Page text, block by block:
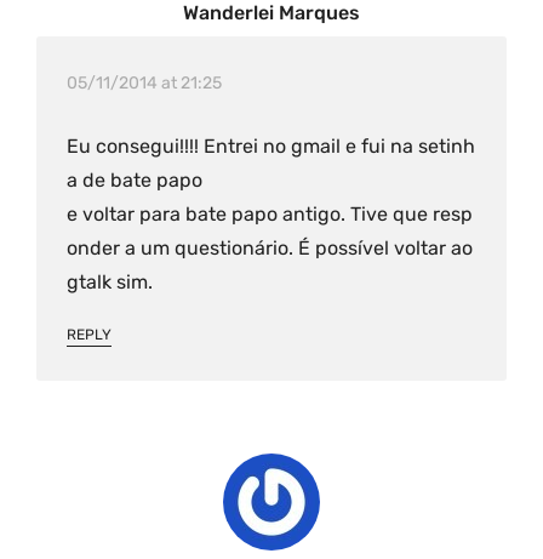
Wanderlei Marques
05/11/2014 at 21:25
Eu consegui!!!! Entrei no gmail e fui na setinh
a de bate papo
e voltar para bate papo antigo. Tive que resp
onder a um questionário. É possível voltar ao
gtalk sim.
REPLY